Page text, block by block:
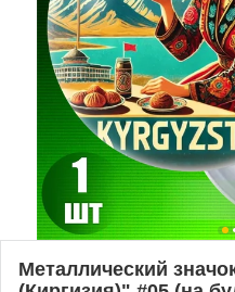
Металлический